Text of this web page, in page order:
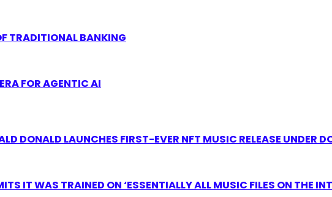
TRADITIONAL BANKING
FOR AGENTIC AI
DONALD LAUNCHES FIRST-EVER NFT MUSIC RELEASE UNDER
IT WAS TRAINED ON ‘ESSENTIALLY ALL MUSIC FILES ON THE